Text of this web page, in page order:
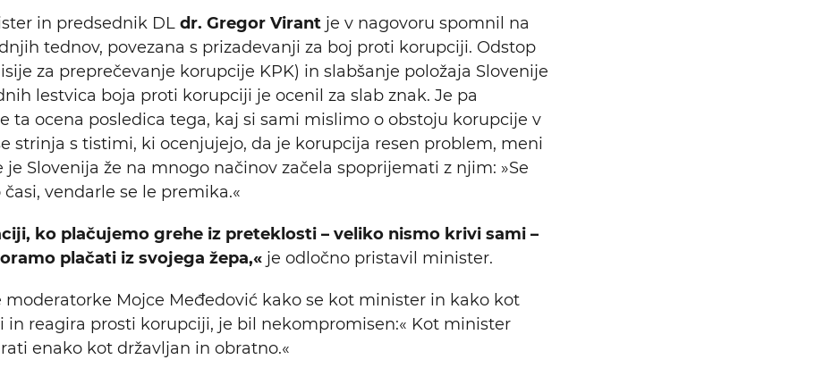
in predsednik DL dr. Gregor Virant je v nagovoru spomnil na
tednov, povezana s prizadevanji za boj proti korupciji. Odstop
za preprečevanje korupcije KPK) in slabšanje položaja Slovenije
lestvica boja proti korupciji je ocenil za slab znak. Je pa
ta ocena posledica tega, kaj si sami mislimo o obstoju korupcije v
strinja s tistimi, ki ocenjujejo, da je korupcija resen problem, meni
je Slovenija že na mnogo načinov začela spoprijemati z njim: »Se
vendarle se le premika.«
ko plačujemo grehe iz preteklosti – veliko nismo krivi sami –
plačati iz svojega žepa,« je odločno pristavil minister.
moderatorke Mojce Međedović kako se kot minister in kako kot
in reagira prosti korupciji, je bil nekompromisen:« Kot minister
enako kot državljan in obratno.«